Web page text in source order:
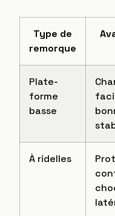
Type de
remorque
Plate-
forme
basse
À ridelles